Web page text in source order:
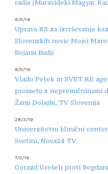
radia (Muravideki Magyar
8/5/19
Uprava RS za izvrševanje
Slovenskih novic Mojci
Bojanu Budji
8/5/19
Vlado Petek in SVET RE
prometu z nepremičninami
Žanu Dolajšu, TV Slovenija
28/3/19
Univerzitetni klinični
Svetini, Nova24 TV
7/3/19
Gorazd Grošelj proti